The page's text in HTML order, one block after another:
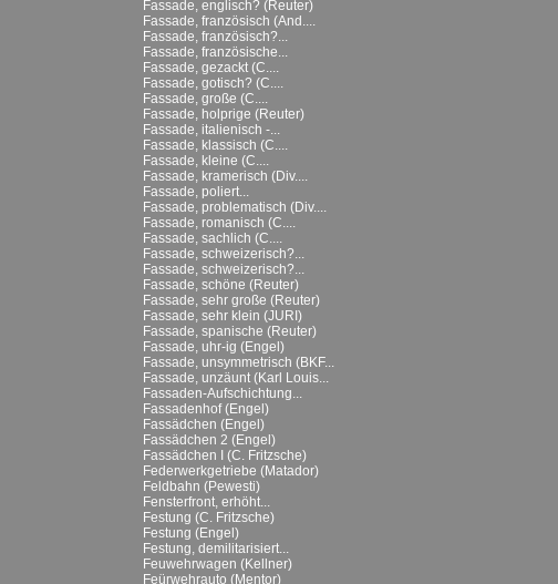
Fassade, englisch? (Reuter)
Fassade, französisch (And....
Fassade, französisch?...
Fassade, französische...
Fassade, gezackt (C....
Fassade, gotisch? (C....
Fassade, große (C....
Fassade, holprige (Reuter)
Fassade, italienisch -...
Fassade, klassisch (C....
Fassade, kleine (C....
Fassade, kramerisch (Div....
Fassade, poliert...
Fassade, problematisch (Div....
Fassade, romanisch (C....
Fassade, sachlich (C....
Fassade, schweizerisch?...
Fassade, schweizerisch?...
Fassade, schöne (Reuter)
Fassade, sehr große (Reuter)
Fassade, sehr klein (JURI)
Fassade, spanische (Reuter)
Fassade, uhr-ig (Engel)
Fassade, unsymmetrisch (BKF...
Fassade, unzäunt (Karl Louis...
Fassaden-Aufschichtung...
Fassadenhof (Engel)
Fassädchen (Engel)
Fassädchen 2 (Engel)
Fassädchen I (C. Fritzsche)
Federwerkgetriebe (Matador)
Feldbahn (Pewesti)
Fensterfront, erhöht...
Festung (C. Fritzsche)
Festung (Engel)
Festung, demilitarisiert...
Feuwehrwagen (Kellner)
Feürwehrauto (Mentor)